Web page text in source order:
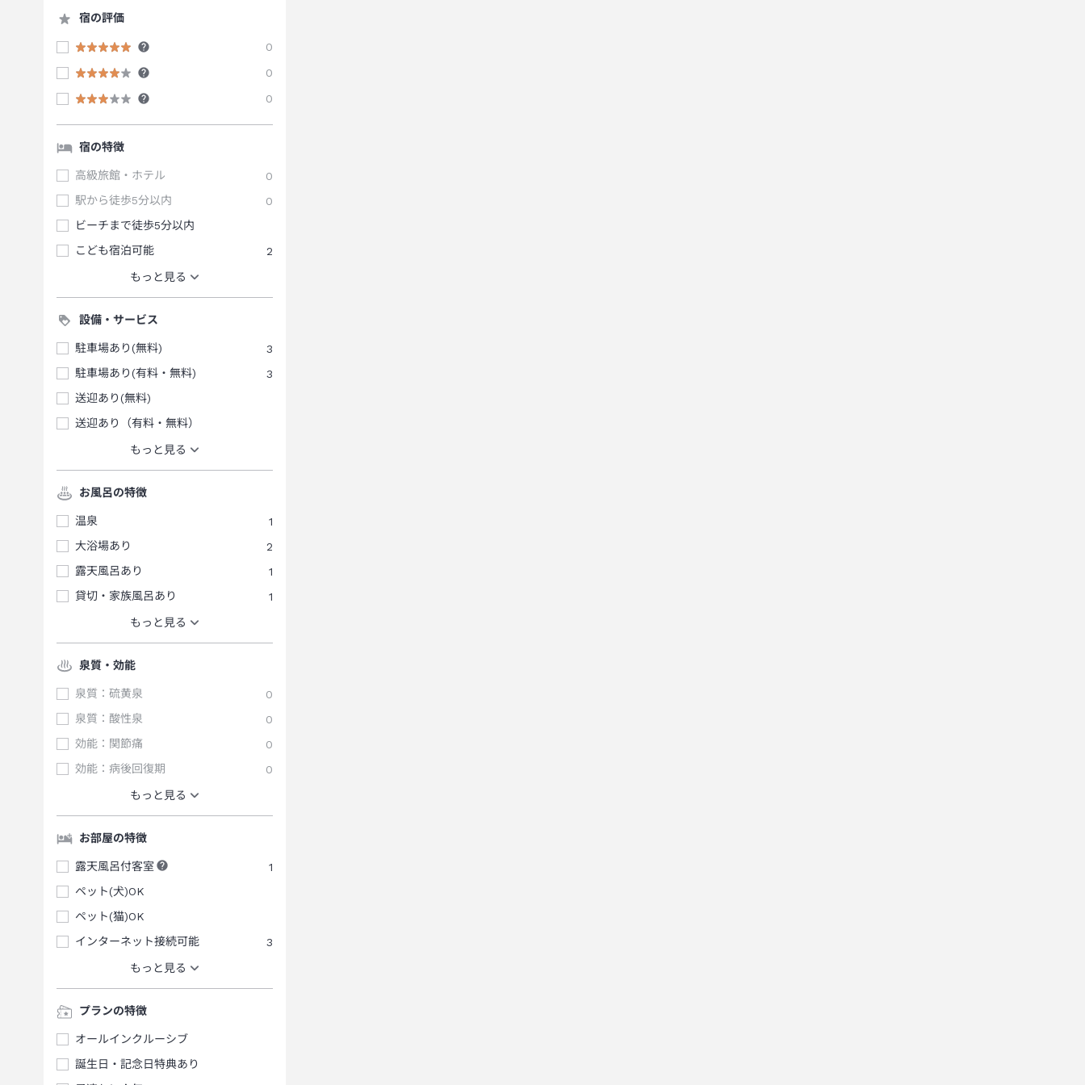
宿の評価
0
0
0
宿の特徴
高級旅館・ホテル
0
駅から徒歩5分以内
0
ビーチまで徒歩5分以内
こども宿泊可能
2
もっと見る
設備・サービス
駐車場あり(無料)
3
駐車場あり(有料・無料)
3
送迎あり(無料)
送迎あり（有料・無料）
もっと見る
お風呂の特徴
温泉
1
大浴場あり
2
露天風呂あり
1
貸切・家族風呂あり
1
もっと見る
泉質・効能
泉質：硫黄泉
0
泉質：酸性泉
0
効能：関節痛
0
効能：病後回復期
0
もっと見る
お部屋の特徴
露天風呂付客室
1
ペット(犬)OK
ペット(猫)OK
インターネット接続可能
3
もっと見る
プランの特徴
オールインクルーシブ
誕生日・記念日特典あり